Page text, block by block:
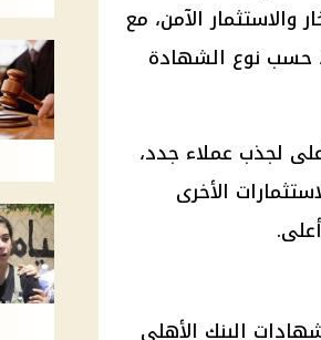
والاستثمار الآمن، مع
حسب نوع الشهادة
لجذب عملاء جدد،
الأخرى
البنك الأهلي